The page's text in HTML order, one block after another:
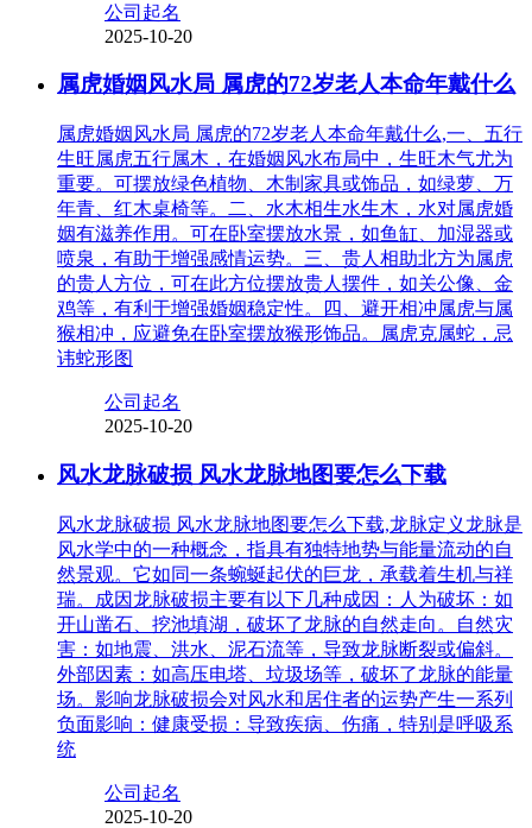
公司起名
2025-10-20
属虎婚姻风水局 属虎的72岁老人本命年戴什么
属虎婚姻风水局 属虎的72岁老人本命年戴什么,一、五行
生旺属虎五行属木，在婚姻风水布局中，生旺木气尤为
重要。可摆放绿色植物、木制家具或饰品，如绿萝、万
年青、红木桌椅等。二、水木相生水生木，水对属虎婚
姻有滋养作用。可在卧室摆放水景，如鱼缸、加湿器或
喷泉，有助于增强感情运势。三、贵人相助北方为属虎
的贵人方位，可在此方位摆放贵人摆件，如关公像、金
鸡等，有利于增强婚姻稳定性。四、避开相冲属虎与属
猴相冲，应避免在卧室摆放猴形饰品。属虎克属蛇，忌
讳蛇形图
公司起名
2025-10-20
风水龙脉破损 风水龙脉地图要怎么下载
风水龙脉破损 风水龙脉地图要怎么下载,龙脉定义龙脉是
风水学中的一种概念，指具有独特地势与能量流动的自
然景观。它如同一条蜿蜒起伏的巨龙，承载着生机与祥
瑞。成因龙脉破损主要有以下几种成因：人为破坏：如
开山凿石、挖池填湖，破坏了龙脉的自然走向。自然灾
害：如地震、洪水、泥石流等，导致龙脉断裂或偏斜。
外部因素：如高压电塔、垃圾场等，破坏了龙脉的能量
场。影响龙脉破损会对风水和居住者的运势产生一系列
负面影响：健康受损：导致疾病、伤痛，特别是呼吸系
统
公司起名
2025-10-20